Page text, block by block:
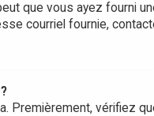
que vous ayez fourni
courriel fournie,
Premièrement, vérifiez